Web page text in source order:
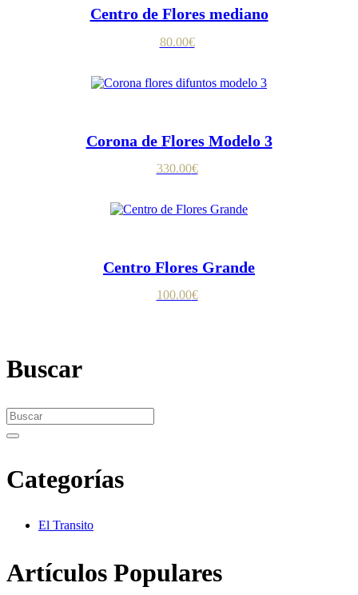
Centro de Flores mediano
80.00€
Corona de Flores Modelo 3
330.00€
Centro Flores Grande
100.00€
Buscar
Search
for:
Search
Categorías
El Transito
Artículos Populares